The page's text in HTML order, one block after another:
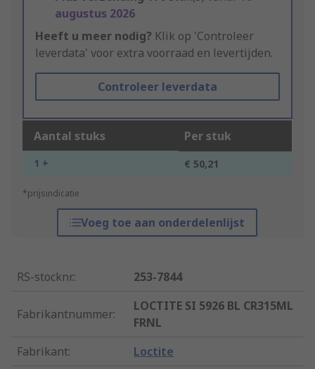
augustus 2026
Heeft u meer nodig? Klik op 'Controleer
leverdata' voor extra voorraad en levertijden.
Controleer leverdata
Aantal stuks Per stuk
1 + € 50,21
*prijsindicatie
Voeg toe aan onderdelenlijst
RS-stocknr.: 253-7844
Fabrikantnummer:
LOCTITE SI 5926 BL CR315ML
FRNL
Fabrikant: Loctite